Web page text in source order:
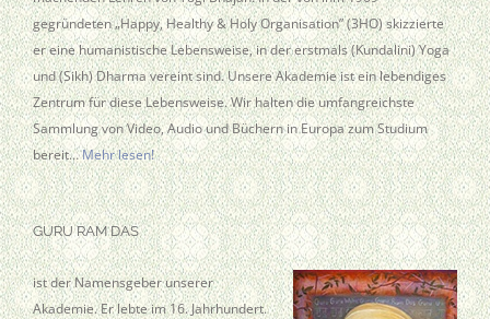
gegründeten „Happy, Healthy & Holy Organisation” (3HO) skizzierte
er eine humanistische Lebensweise, in der erstmals (Kundalini) Yoga
und (Sikh) Dharma vereint sind. Unsere Akademie ist ein lebendiges
Zentrum für diese Lebensweise. Wir halten die umfangreichste
Sammlung von Video, Audio und Büchern in Europa zum Studium
bereit…Mehr lesen!
GURU RAM DAS
ist der Namensgeber unserer
Akademie. Er lebte im 16. Jahrhundert.